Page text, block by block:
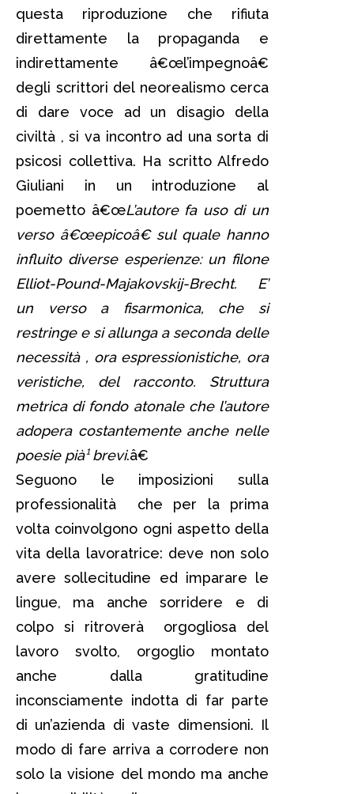
questa riproduzione che rifiuta
direttamente la propaganda e
indirettamente â€œl’impegnoâ€
degli scrittori del neorealismo cerca
di dare voce ad un disagio della
civiltà , si va incontro ad una sorta di
psicosi collettiva. Ha scritto Alfredo
Giuliani in un introduzione al
poemetto â€œL’autore fa uso di un
verso â€œepicoâ€ sul quale hanno
influito diverse esperienze: un filone
Elliot-Pound-Majakovskij-Brecht. E’
un verso a fisarmonica, che si
restringe e si allunga a seconda delle
necessità , ora espressionistiche, ora
veristiche, del racconto. Struttura
metrica di fondo atonale che l’autore
adopera costantemente anche nelle
poesie pià¹ brevi.â€
Seguono le imposizioni sulla
professionalità che per la prima
volta coinvolgono ogni aspetto della
vita della lavoratrice: deve non solo
avere sollecitudine ed imparare le
lingue, ma anche sorridere e di
colpo si ritroverà orgogliosa del
lavoro svolto, orgoglio montato
anche dalla gratitudine
inconsciamente indotta di far parte
di un’azienda di vaste dimensioni. Il
modo di fare arriva a corrodere non
solo la visione del mondo ma anche